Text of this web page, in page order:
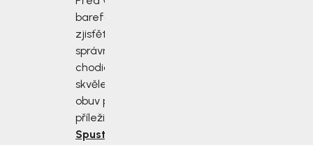
barefoot bot
zjisťěte jak
správně změřit
chodidla a vybrat
skvěle padnoucí
obuv pro každou
příležitost.
Spustit rádce